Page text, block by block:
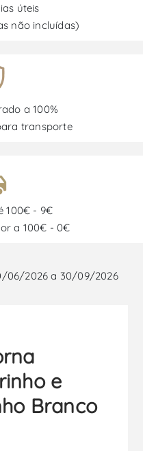
úteis
não incluídas)
a 100%
transporte
100€ - 9€
a 100€ - 0€
06/2026 a 30/09/2026
e
Branco